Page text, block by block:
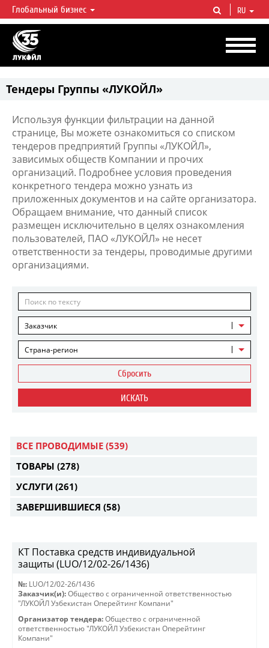
ЛУКОЙЛ СЕГОДНЯ
ЛУКОЙЛ — одна из крупнейших вертикально интегрированных
нефтегазовых компаний в мире, на долю которой приходится более 2%
мировой добычи нефти и около 1% доказанных запасов углеводородов.
Глобальный бизнес RU
Тендеры Группы «ЛУКОЙЛ»
Используя функции фильтрации на данной
странице, Вы можете ознакомиться со списком
тендеров предприятий Группы «ЛУКОЙЛ»,
зависимых обществ Компании и прочих
организаций. Подробнее условия проведения
конкретного тендера можно узнать из
приложенных документов и на сайте организатора.
Обращаем внимание, что данный список
размещен исключительно в целях ознакомления
пользователей, ПАО «ЛУКОЙЛ» не несет
ответственности за тендеры, проводимые другими
организациями.
Заказчик
Страна-регион
Сбросить
ИСКАТЬ
ВСЕ ПРОВОДИМЫЕ (539)
ТОВАРЫ (278)
УСЛУГИ (261)
ЗАВЕРШИВШИЕСЯ (58)
КТ Поставка средств индивидуальной
защиты (LUO/12/02-26/1436)
№: LUO/12/02-26/1436
Заказчик(и): Общество с ограниченной ответственностью
"ЛУКОЙЛ Узбекистан Оперейтинг Компани"
Организатор тендера: Общество с ограниченной
ответственностью "ЛУКОЙЛ Узбекистан Оперейтинг
Компани"